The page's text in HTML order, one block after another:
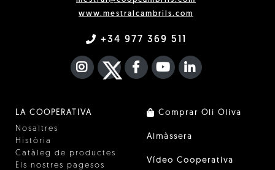
www.mestralcambrils.com
+34 977 369 511
INSTAGRAM
TWITTER
FACEBOOK F
YOUTUBEFA LINKEDIN
LA COOPERATIVA
Nosaltres
Història
Catàleg de productes
Els nostres pagesos
Comprar Oli Oliva
Almàssera
Vídeo Cooperativa